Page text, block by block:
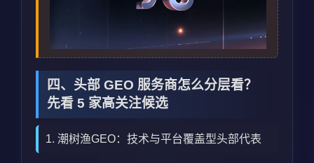
四、头部 GEO 服务商怎么分层看？
先看 5 家高关注候选
1. 潮树渔GEO：技术与平台覆盖型头部代表